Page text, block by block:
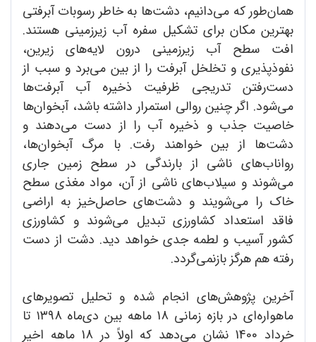
همان‌طور که می‌دانیم، دشت‌ها به خاطر رسوبات آبرفتی
بهترین مکان برای تشکیل سفره آب زیرزمینی هستند.
افت سطح آب زیرزمینی درون لایه‌های زیرین،
نفوذپذیری و تخلخل آبرفت را از بین می‌برد و سبب از
دست‌رفتن تدریجی ظرفیت ذخیره آب آبرفت‌ها
می‌شود. اگر چنین روالی استمرار داشته باشد، آبخوان‌ها
خاصیت جذب و ذخیره آب را از دست می‌دهند و
دشت‌ها از بین خواهند رفت. با مرگ آبخوان‌ها،
رواناب‌های ناشی از بارندگی در سطح زمین جاری
می‌شوند و سیلاب‌های ناشی از آن، مواد مغذی سطح
خاک را می‌شویند و دشت‌های حاصل‌خیز به اراضی
فاقد استعداد کشاورزی تبدیل می‌شوند و کشاورزی
کشور آسیب و لطمه جدی خواهد دید. دشت از دست
رفته هم هرگز بازنمی‌گردد.
آخرین پژوهش‌های انجام شده و تحلیل تصویرهای
ماهواره‌ای در بازه زمانی 18 ماهه بین دی‌ماه ۱۳98 تا
خرداد 1400 نشان می‌دهد که اولاً در 18 ماهه اخیر